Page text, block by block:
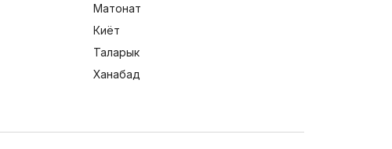
Матонат
Киёт
Таларык
Ханабад